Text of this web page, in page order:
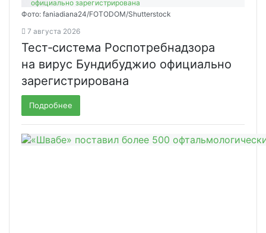
Фото: faniadiana24/FOTODOM/Shutterstock
7 августа 2026
Тест‑система Роспотребнадзора
на вирус Бундибуджио официально
зарегистрирована
Подробнее